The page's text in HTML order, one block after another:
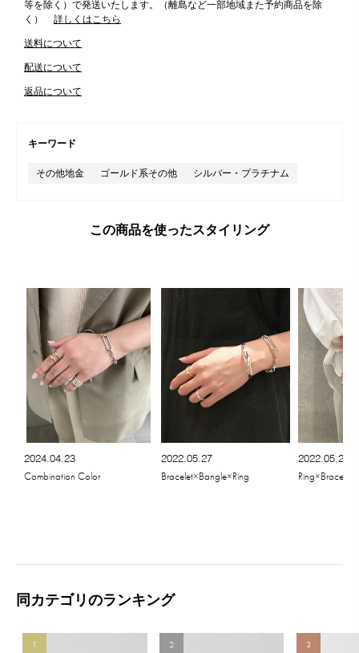
等を除く）で発送いたします。（離島など一部地域また予約商品を除
く）
詳しくはこちら
送料について
配送について
返品について
キーワード
その他地金 ゴールド系その他 シルバー・プラチナム
この商品を使ったスタイリング
2024.04.23
Combination Color
2022.05.27
Bracelet×Bangle×Ring
2022.05.20
Ring×Bracelet
同カテゴリのランキング
1 2 3